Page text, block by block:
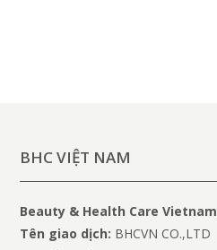
BHC VIỆT NAM
Beauty & Health Care Vietnam
Tên giao dịch: BHCVN CO.,LTD